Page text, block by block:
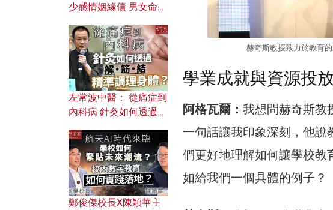
赫奇斯教授致力於教育
學業成就與資源投
阿格瓦爾： 我想問赫奇斯教
一句話讓我印象深刻，他說
們更好地理解如何讓學校教
如給我們一個具體的例子？
少感情姻緣債 男女命途
的七情六欲？
左常波中醫： 從痛症到
內科病 針灸如何透過解
鄭俊傑校長X陳穎華主